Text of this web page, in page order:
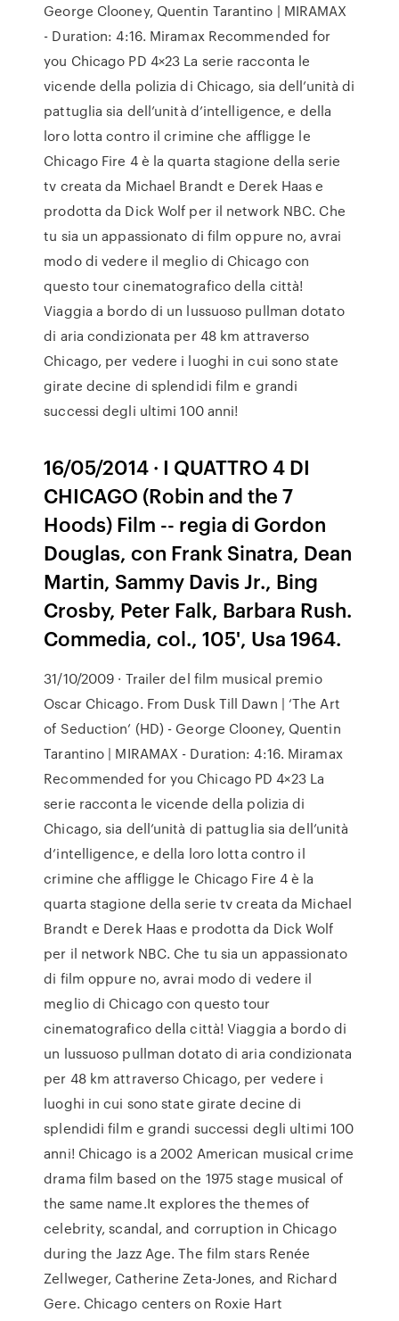
George Clooney, Quentin Tarantino | MIRAMAX
- Duration: 4:16. Miramax Recommended for
you Chicago PD 4×23 La serie racconta le
vicende della polizia di Chicago, sia dell’unità di
pattuglia sia dell’unità d’intelligence, e della
loro lotta contro il crimine che affligge le
Chicago Fire 4 è la quarta stagione della serie
tv creata da Michael Brandt e Derek Haas e
prodotta da Dick Wolf per il network NBC. Che
tu sia un appassionato di film oppure no, avrai
modo di vedere il meglio di Chicago con
questo tour cinematografico della città!
Viaggia a bordo di un lussuoso pullman dotato
di aria condizionata per 48 km attraverso
Chicago, per vedere i luoghi in cui sono state
girate decine di splendidi film e grandi
successi degli ultimi 100 anni!
16/05/2014 · I QUATTRO 4 DI
CHICAGO (Robin and the 7
Hoods) Film -- regia di Gordon
Douglas, con Frank Sinatra, Dean
Martin, Sammy Davis Jr., Bing
Crosby, Peter Falk, Barbara Rush.
Commedia, col., 105', Usa 1964.
31/10/2009 · Trailer del film musical premio
Oscar Chicago. From Dusk Till Dawn | ‘The Art
of Seduction’ (HD) - George Clooney, Quentin
Tarantino | MIRAMAX - Duration: 4:16. Miramax
Recommended for you Chicago PD 4×23 La
serie racconta le vicende della polizia di
Chicago, sia dell’unità di pattuglia sia dell’unità
d’intelligence, e della loro lotta contro il
crimine che affligge le Chicago Fire 4 è la
quarta stagione della serie tv creata da Michael
Brandt e Derek Haas e prodotta da Dick Wolf
per il network NBC. Che tu sia un appassionato
di film oppure no, avrai modo di vedere il
meglio di Chicago con questo tour
cinematografico della città! Viaggia a bordo di
un lussuoso pullman dotato di aria condizionata
per 48 km attraverso Chicago, per vedere i
luoghi in cui sono state girate decine di
splendidi film e grandi successi degli ultimi 100
anni! Chicago is a 2002 American musical crime
drama film based on the 1975 stage musical of
the same name.It explores the themes of
celebrity, scandal, and corruption in Chicago
during the Jazz Age. The film stars Renée
Zellweger, Catherine Zeta-Jones, and Richard
Gere. Chicago centers on Roxie Hart